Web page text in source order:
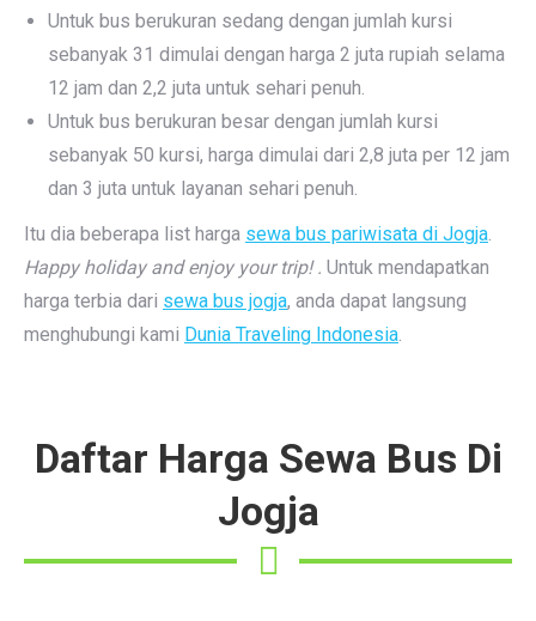
Untuk bus berukuran sedang dengan jumlah kursi
sebanyak 31 dimulai dengan harga 2 juta rupiah selama
12 jam dan 2,2 juta untuk sehari penuh.
Untuk bus berukuran besar dengan jumlah kursi
sebanyak 50 kursi, harga dimulai dari 2,8 juta per 12 jam
dan 3 juta untuk layanan sehari penuh.
Itu dia beberapa list harga sewa bus pariwisata di Jogja.
Happy holiday and enjoy your trip! . Untuk mendapatkan
harga terbia dari sewa bus jogja, anda dapat langsung
menghubungi kami Dunia Traveling Indonesia.
Daftar Harga Sewa Bus Di
Jogja